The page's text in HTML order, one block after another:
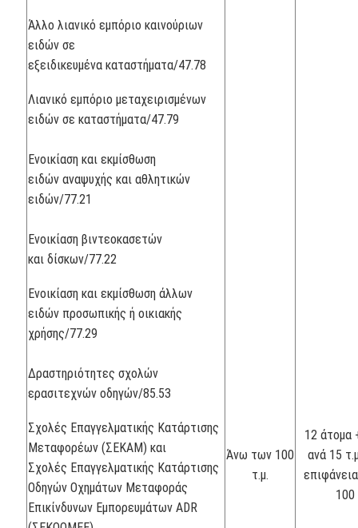
Άλλο λιανικό εμπόριο καινούριων
ειδών σε
εξειδικευμένα καταστήματα/47.78
Λιανικό εμπόριο μεταχειρισμένων
ειδών σε καταστήματα/47.79
Ενοικίαση και εκμίσθωση
ειδών αναψυχής και αθλητικών
ειδών/77.21
Ενοικίαση βιντεοκασετών
και δίσκων/77.22
Ενοικίαση και εκμίσθωση άλλων
ειδών προσωπικής ή οικιακής
χρήσης/77.29
Δραστηριότητες σχολών
ερασιτεχνών οδηγών/85.53
Σχολές Επαγγελματικής Κατάρτισης
Μεταφορέων (ΣΕΚΑΜ) και
Σχολές Επαγγελματικής Κατάρτισης
Οδηγών Οχημάτων Μεταφοράς
Επικίνδυνων Εμπορευμάτων ADR
Άνω των 100
τ.μ.
12 άτομα
ανά 15
100